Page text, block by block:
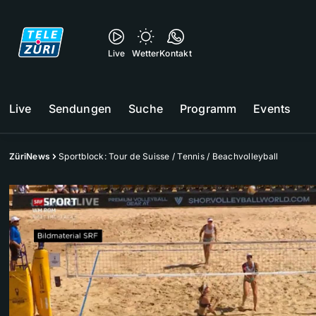
Live WetterKontakt
Live Sendungen Suche Programm Events
ZüriNews Sportblock: Tour de Suisse / Tennis / Beachvolleyball